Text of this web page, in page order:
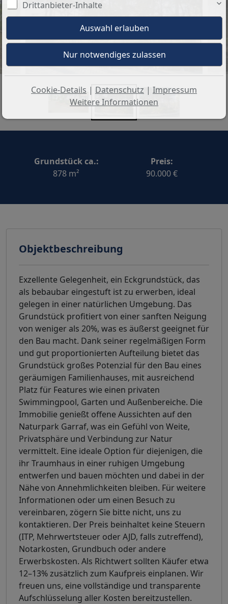
Grundstück ca.:
878 m²
Preis:
90.000 €
Objektbeschreibung
Exzellente Gelegenheit, ein Eckgrundstück, das
als bebaubar eingestuft ist zu erwerben, ideal
gelegen in einer natürlichen Umgebung. Das
Grundstück profitiert von einer sanften Neigung
von weniger als 20%, was es äußerst geeignet für
den Bau macht. Dank seiner regelmäßigen Form
und gut proportionierten Aufteilung bietet das
Grundstück großes Potenzial für den Bau eines
geräumigen Familienhauses, mit ausreichend
Platz für Features wie einen privaten
Swimmingpool, Garten und Außenbereiche. Die
Immobilie genießt offene Aussichten auf den
Naturpark Garraf, was ein Gefühl von Weite,
Privatsphäre und Verbindung zur Natur
vermittelt. Eine ideale Option für diejenigen, die
ihr Traumhaus in einer ruhigen Umgebung
entwerfen und bauen möchten und dabei in der
Nähe von Annehmlichkeiten bleiben. Für weitere
Informationen oder um einen Besuch zu
vereinbaren, zögern Sie bitte nicht, uns zu
kontaktieren. Der Preis beinhaltet keine Steuern
(ITP, Mehrwertsteuer oder AJD, falls zutreffend),
Notarkosten, Grundbuch oder andere
Erwerbskosten. Als Richtwert sollten Käufer etwa
12–13% zusätzlich zum Kaufpreis einplanen. Wir
freuen uns, eine vollständige und transparente
Aufschlüsselung aller Kosten bereitzustellen.
Drittanbieter-Inhalte
Cookie-Details | Datenschutz | Impressum
Weitere Informationen